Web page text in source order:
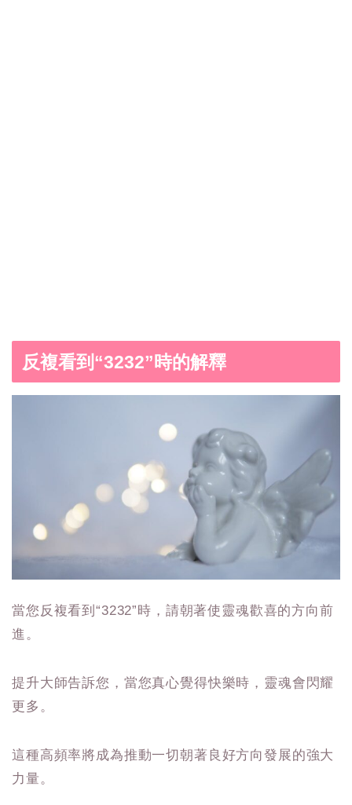
反複看到“3232”時的解釋
當您反複看到“3232”時，請朝著使靈魂歡喜的方向前
進。
提升大師告訴您，當您真心覺得快樂時，靈魂會閃耀
更多。
這種高頻率將成為推動一切朝著良好方向發展的強大
力量。